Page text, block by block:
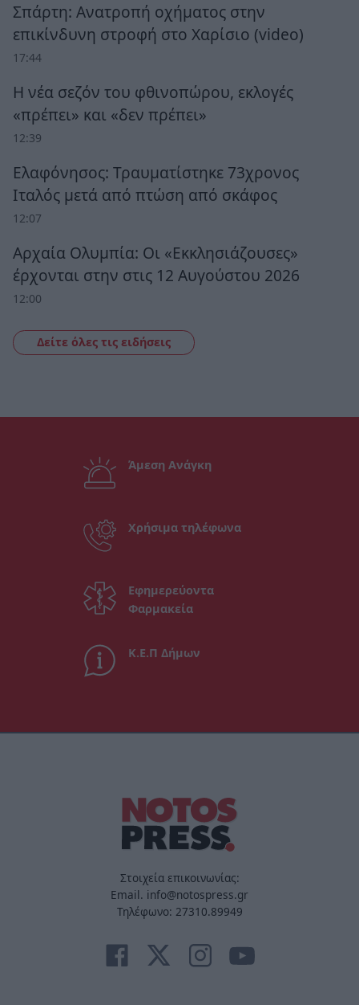
Σπάρτη: Ανατροπή οχήματος στην
επικίνδυνη στροφή στο Χαρίσιο (video)
17:44
Η νέα σεζόν του φθινοπώρου, εκλογές
«πρέπει» και «δεν πρέπει»
12:39
Ελαφόνησος: Τραυματίστηκε 73χρονος
Ιταλός μετά από πτώση από σκάφος
12:07
Αρχαία Ολυμπία: Οι «Εκκλησιάζουσες»
έρχονται στην στις 12 Αυγούστου 2026
12:00
Δείτε όλες τις ειδήσεις
Άμεση Ανάγκη
Χρήσιμα τηλέφωνα
Εφημερεύοντα
Φαρμακεία
Κ.Ε.Π Δήμων
Στοιχεία επικοινωνίας:
Email. info@notospress.gr
Τηλέφωνο: 27310.89949